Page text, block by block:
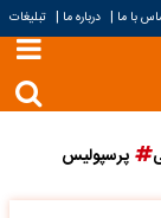
با ما | درباره ما | تبلیغات
پرسپولیس